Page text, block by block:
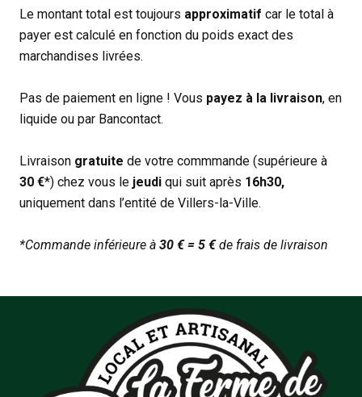
Le montant total est toujours approximatif car le total à
payer est calculé en fonction du poids exact des
marchandises livrées.
Pas de paiement en ligne ! Vous payez à la livraison, en
liquide ou par Bancontact.
Livraison gratuite de votre commmande (supérieure à
30 €*) chez vous le jeudi qui suit après 16h30,
uniquement dans l’entité de Villers-la-Ville.
*Commande inférieure à 30 € = 5 €de frais de livraison